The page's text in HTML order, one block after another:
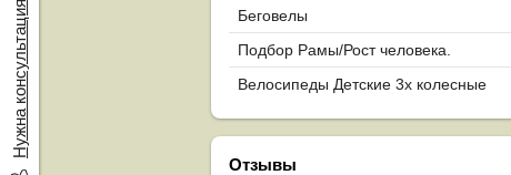
Беговелы
Подбор Рамы/Рост человека.
Велосипеды Детские 3х колесные
Отзывы
Нужна консультация?